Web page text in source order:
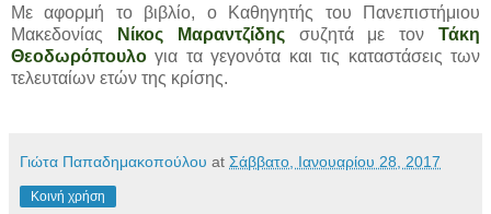
Με αφορμή το βιβλίο, ο Καθηγητής του Πανεπιστήμιου
Μακεδονίας Νίκος Μαραντζίδηςσυζητά με τονΤάκη
Θεοδωρόπουλο για τα γεγονότα και τις καταστάσεις των
τελευταίων ετών της κρίσης.
Γιώτα Παπαδημακοπούλου at Σάββατο, Ιανουαρίου 28, 2017
Κοινή χρήση